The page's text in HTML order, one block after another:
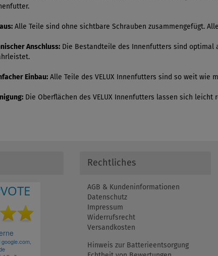
Alle Teile sind ohne sichtbare Schrauben zusammengefügt.
Anschluss: Die Bestandteile des Innenfutters sind optimal
Einbau: Alle Teile des VELUX Innenfutters sind so weit wie
Die Oberflächen des VELUX Innenfutters lassen sich leicht
Rechtliches
AGB & Kundeninformationen
Datenschutz
Impressum
Widerrufsrecht
Versandkosten
Hinweis zur Batterieentsorgung